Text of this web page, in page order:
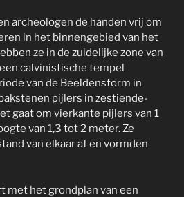
archeologen de handen vrij om
in het binnengebied van het
ze in de zuidelijke zone van
calvinistische tempel
van de Beeldenstorm in
pijlers in zestiende-
gaat om vierkante pijlers van 1
van 1,3 tot 2 meter. Ze
van elkaar af en vormden
met het grondplan van een